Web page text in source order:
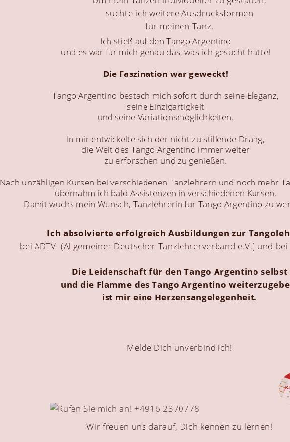
suchte ich weitere Ausdrucksformen
für meinen Tanz.
Ich stieß auf den Tango Argentino
und es war für mich genau das, was ich gesucht hatte!
Die Faszination war geweckt!
Tango Argentino bestach mich sofort durch seine Eleganz,
seine Einzigartigkeit
und seine Variationsmöglichkeiten.
In mir entwickelte sich der nicht zu stillende Drang,
die Welt des Tango Argentino immer weiter
zu erforschen und zu genießen.
Nach unzähligen Kursen bei verschiedenen Tanzlehrern und noch mehr
übernahm ich bald Assistenzen in verschiedenen Kursen.
Damit wuchs mein Wunsch, Tanzlehrerin für Tango Argentino zu
Ich absolvierte erfolgreich Ausbildungen zur
bei ADTV (Allgemeiner Deutscher Tanzlehrerverband e.V.) und bei
Die Leidenschaft für den Tango Argentino selbst
und die Flamme des Tango Argentino
ist mir eine Herzensangelegenheit.
Melde Dich unverbindlich!
Wir freuen uns darauf, Dich kennen zu lernen!